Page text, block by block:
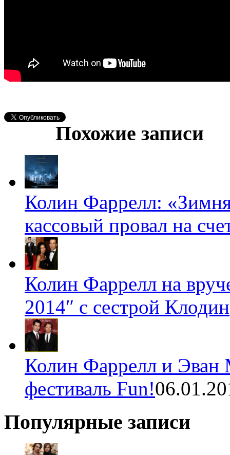
Похожие записи
Колин Фаррелл:
кассовый провал на
Колин Фаррелл на
2014″ с сестрой Клодин
Колин Фаррелл и Эван
фестиваль Fun!
Популярные записи